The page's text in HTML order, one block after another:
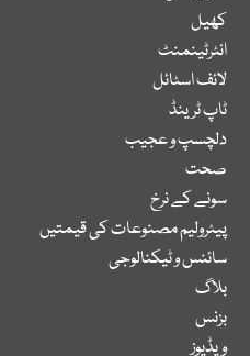
کھیل
انٹرٹینمنٹ
لائف اسٹائل
ٹاپ ٹرینڈ
دلچسپ و عجیب
صحت
سونے کے نرخ
پیٹرولیم مصنوعات کی قیمتیں
سائنس و ٹیکنالوجی
بلاگ
بزنس
ویڈیوز